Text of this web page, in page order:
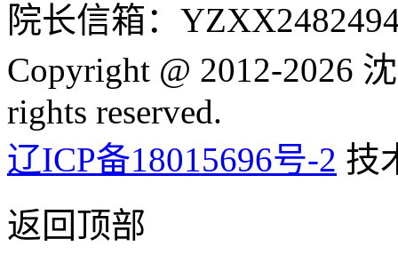
院长信箱：
Copyright @ 2012-2026
rights reserved.
辽ICP备18015696号-2 技
返回顶部